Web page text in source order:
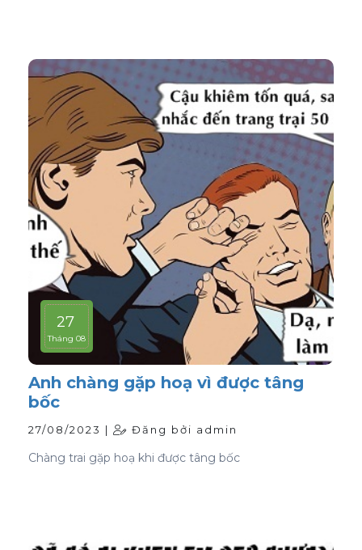
27
Tháng 08
Anh chàng gặp hoạ vì được tâng
bốc
27/08/2023 | Đăng bởi admin
Chàng trai gặp hoạ khi được tâng bốc